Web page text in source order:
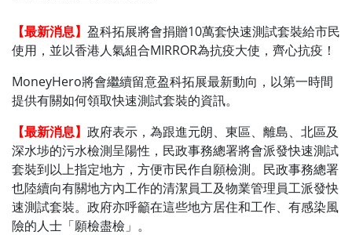
【最新消息】 盈科拓展將會捐贈10萬套快速測試套裝給市民
使用，並以香港人氣組合MIRROR為抗疫大使，齊心抗疫！
MoneyHero將會繼續留意盈科拓展最新動向，以第一時間
提供有關如何領取快速測試套裝的資訊。
【最新消息】 政府表示，為跟進元朗、東區、離島、北區及
深水埗的污水檢測呈陽性，民政事務總署將會派發快速測試
套裝到以上指定地方，方便市民作自願檢測。民政事務總署
也陸續向有關地方內工作的清潔員工及物業管理員工派發快
速測試套裝。政府亦呼籲在這些地方居住和工作、有感染風
險的人士「願檢盡檢」。